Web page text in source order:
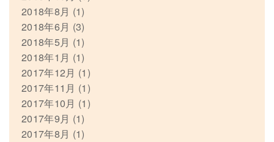
2018年8月 (1)
2018年6月 (3)
2018年5月 (1)
2018年1月 (1)
2017年12月 (1)
2017年11月 (1)
2017年10月 (1)
2017年9月 (1)
2017年8月 (1)